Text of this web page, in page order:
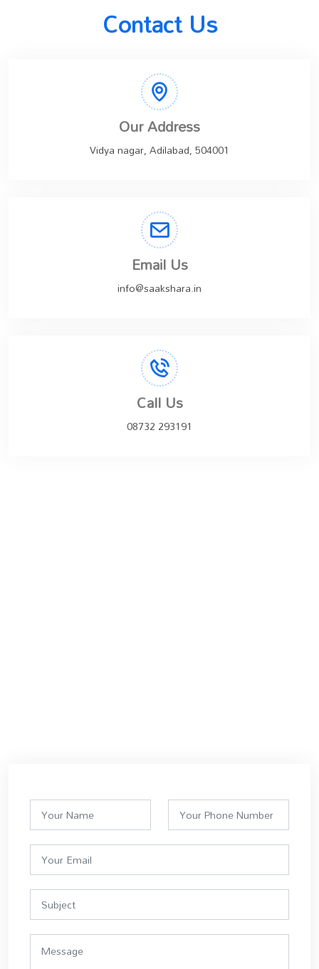
Contact Us
Our Address
Vidya nagar, Adilabad, 504001
Email Us
info@saakshara.in
Call Us
08732 293191